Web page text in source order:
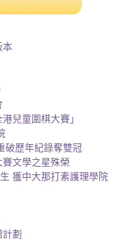
本
兒童圍棋大賽」
破歷年紀錄奪雙冠
文學之星殊榮
獲中大那打素護理學院
劃